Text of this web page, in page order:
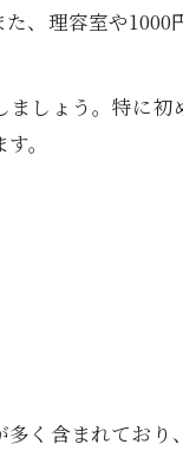
、理容室や1000
しょう。特に
。
く含まれており